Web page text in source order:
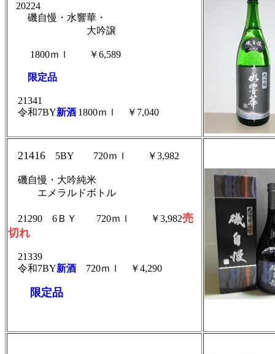
20224
磯自慢・水響華・
大吟譲
1800ｍｌ ￥6,589
限定品
21341
令和7BY新酒 1800ｍｌ ￥7,040
21416 5BY 720ｍｌ ￥3,982
磯自慢・大吟純米
エメラルドボトル
21290 6ＢＹ 720ｍｌ ￥3,982売
切れ
21339
令和7BY新酒 720ｍｌ ￥4,290
限定品